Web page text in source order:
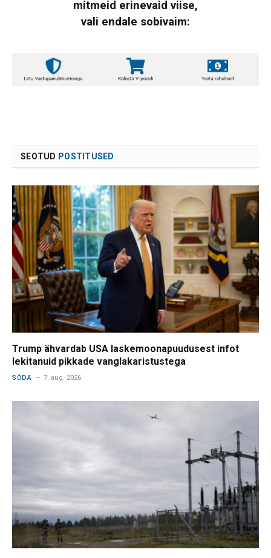
mitmeid erinevaid viise,
vali endale sobivaim:
SEOTUD POSTITUSED
Trump ähvardab USA laskemoonapuudusest infot
lekitanuid pikkade vanglakaristustega
SÕDA 7. aug. 2026